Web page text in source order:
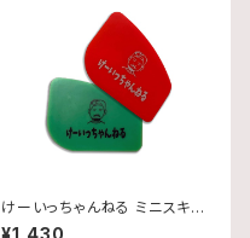
けーいっちゃんねる ミニスキー
ジー
¥1,430